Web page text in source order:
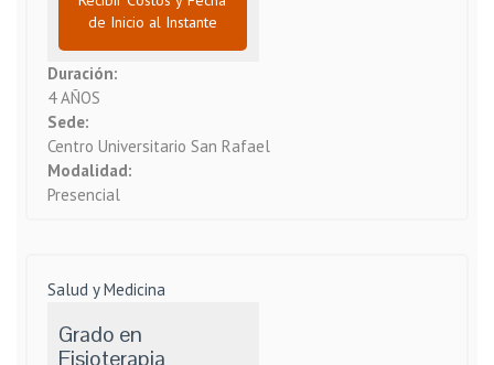
de Inicio al Instante
Duración:
4 AÑOS
Sede:
Centro Universitario San Rafael
Modalidad:
Presencial
Salud y Medicina
Grado en
Fisioterapia